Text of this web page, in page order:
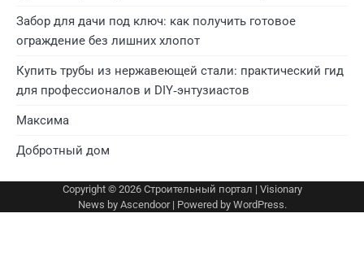
Забор для дачи под ключ: как получить готовое
ограждение без лишних хлопот
Купить трубы из нержавеющей стали: практический гид
для профессионалов и DIY‑энтузиастов
Максима
Добротный дом
Copyright © 2026 Строительный портал | Visionary
News by Ascendoor| Powered by WordPress.